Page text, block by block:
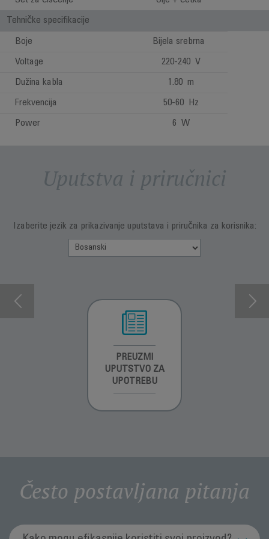
Tehničke specifikacije
Boje Bijela srebrna
Voltage 220-240 V
Dužina kabla 1.80 m
Frekvencija 50-60 Hz
Power 6 W
Uputstva i priručnici
Izaberite jezik za prikazivanje uputstava i priručnika za korisnika:
PREUZMI
UPUTSTVO ZA
UPOTREBU
Često postavljana pitanja